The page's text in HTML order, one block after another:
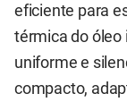
eficiente para
térmica do óleo
uniforme e
compacto,